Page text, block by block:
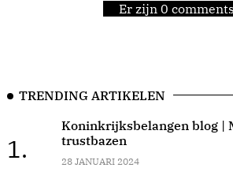
Er zijn 0 comments
TRENDING ARTIKELEN
1.
Koninkrijksbelangen blog |
trustbazen
28 JANUARI 2024